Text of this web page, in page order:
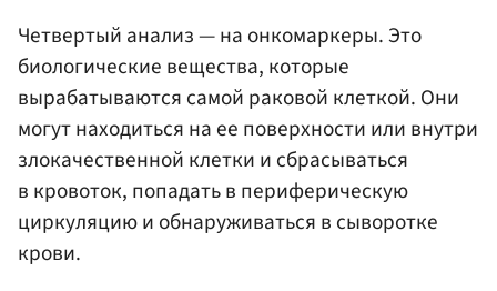
Четвертый анализ — на онкомаркеры. Это
биологические вещества, которые
вырабатываются самой раковой клеткой. Они
могут находиться на ее поверхности или внутри
злокачественной клетки и сбрасываться
в кровоток, попадать в периферическую
циркуляцию и обнаруживаться в сыворотке
крови.